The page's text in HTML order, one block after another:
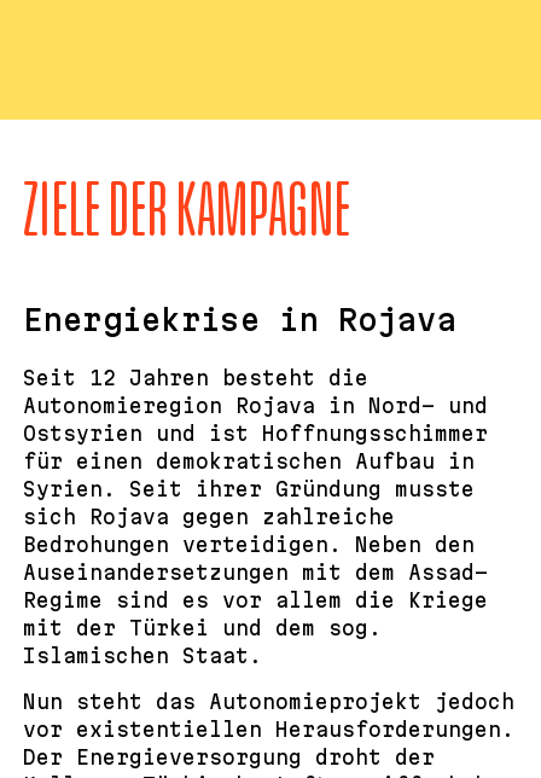
ZIELE DER KAMPAGNE
Energiekrise in Rojava
Seit 12 Jahren besteht die
Autonomieregion Rojava in Nord- und
Ostsyrien und ist Hoffnungsschimmer
für einen demokratischen Aufbau in
Syrien. Seit ihrer Gründung musste
sich Rojava gegen zahlreiche
Bedrohungen verteidigen. Neben den
Auseinandersetzungen mit dem Assad-
Regime sind es vor allem die Kriege
mit der Türkei und dem sog.
Islamischen Staat.
Nun steht das Autonomieprojekt jedoch
vor existentiellen Herausforderungen.
Der Energieversorgung droht der